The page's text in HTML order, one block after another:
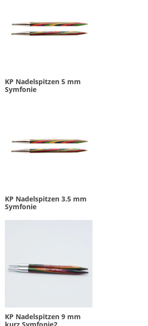
KP Nadelspitzen 5 mm
Symfonie
KP Nadelspitzen 3.5 mm
Symfonie
KP Nadelspitzen 9 mm